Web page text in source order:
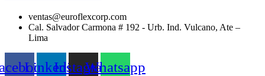
ventas@euroflexcorp.com
Cal. Salvador Carmona # 192 - Urb. Ind. Vulcano, Ate –
Lima
LinkedinInstagramWhatsapp